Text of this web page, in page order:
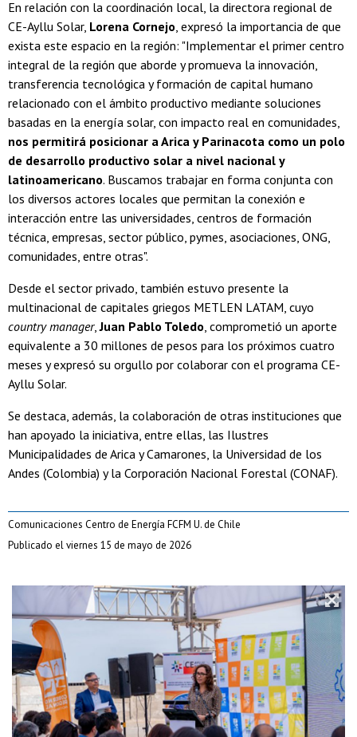
En relación con la coordinación local, la directora regional de
CE-Ayllu Solar, Lorena Cornejo, expresó la importancia de que
exista este espacio en la región: "Implementar el primer centro
integral de la región que aborde y promueva la innovación,
transferencia tecnológica y formación de capital humano
relacionado con el ámbito productivo mediante soluciones
basadas en la energía solar, con impacto real en comunidades,
nos permitirá posicionar a Arica y Parinacota como un polo
de desarrollo productivo solar a nivel nacional y
latinoamericano. Buscamos trabajar en forma conjunta con
los diversos actores locales que permitan la conexión e
interacción entre las universidades, centros de formación
técnica, empresas, sector público, pymes, asociaciones, ONG,
comunidades, entre otras".
Desde el sector privado, también estuvo presente la
multinacional de capitales griegos METLEN LATAM, cuyo
country manager,Juan Pablo Toledo, comprometió un aporte
equivalente a 30 millones de pesos para los próximos cuatro
meses y expresó su orgullo por colaborar con el programa CE-
Ayllu Solar.
Se destaca, además, la colaboración de otras instituciones que
han apoyado la iniciativa, entre ellas, las Ilustres
Municipalidades de Arica y Camarones, la Universidad de los
Andes (Colombia) y la Corporación Nacional Forestal (CONAF).
Comunicaciones Centro de Energía FCFM U. de Chile
Publicado el viernes 15 de mayo de 2026